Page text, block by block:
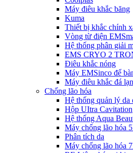
Máy điêu khắc băng
Kuma
Thiết bị khắc chính
Vòng từ điện
Hệ thống phân giải
EMS CRYO 2
Điêu khắc nóng
Máy EMSinco để
Máy điêu khắc đá
Chống lão hóa
Hệ thống quản lý da
Hộp UItra Cavitation
Hệ thống Aqua
Máy chống lão hóa
Phân tích da
Máy chống lão hóa